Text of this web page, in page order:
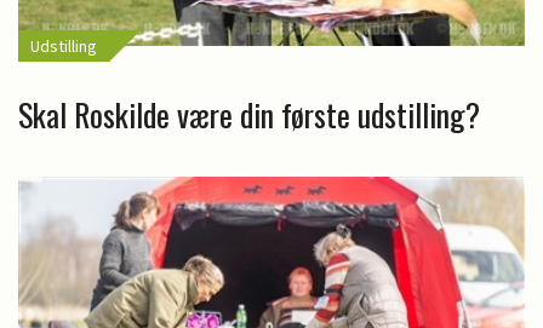
Udstilling
Skal Roskilde være din første udstilling?